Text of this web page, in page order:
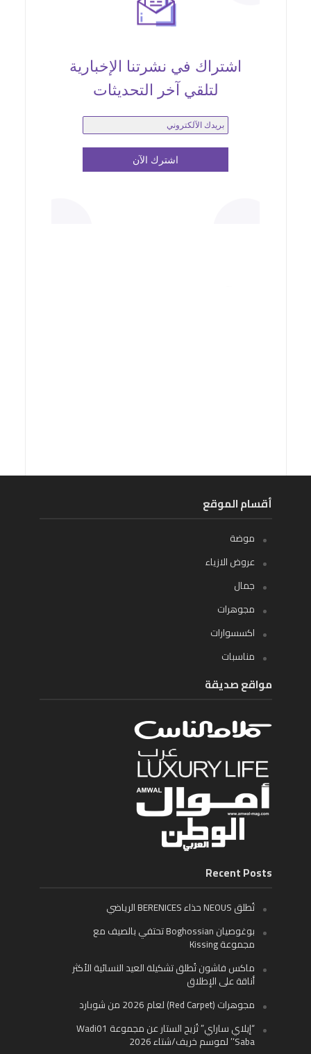
اشتراك في نشرتنا الإخبارية
لتلقي آخر التحديثات
أقسام الموقع
موضة
عروض الازياء
جمال
مجوهرات
اكسسوارات
مناسبات
مواقع صديقة
Recent Posts
تُطلق NEOUS حذاء BERENICES الرياضي
بوغوصيان Boghossian تحتفي بالصيف مع
مجموعة Kissing
ماكس فاشون تُطلق تشكيلة العيد النسائية الأكثر
أناقة على الإطلاق
مجوهرات (Red Carpet) لعام 2026 من شوبارد
“إيلاي ساراي” تُزيح الستار عن مجموعة Wadi01
‘Saba’ لموسم خريف/شتاء 2026